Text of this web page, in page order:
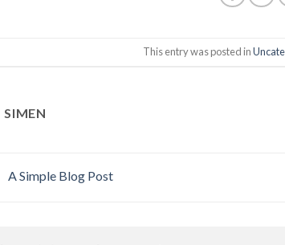
This entry was posted in
SIMEN
A Simple Blog Post